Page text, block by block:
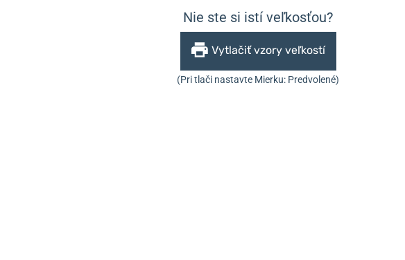
Nie ste si istí veľkosťou?
Vytlačiť vzory veľkostí
(Pri tlači nastavte Mierku: Predvolené)